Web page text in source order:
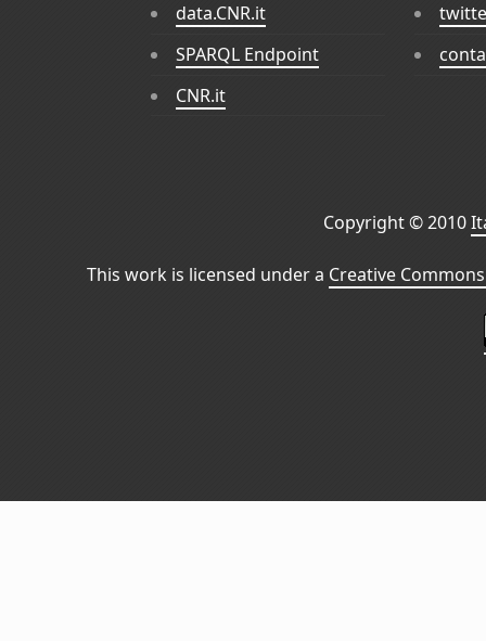
data.CNR.it
SPARQL Endpoint
CNR.it
Copyright © 2010
This work is licensed under a Creative